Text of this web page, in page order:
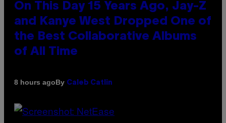
On This Day 15 Years Ago, Jay-Z
and Kanye West Dropped One of
the Best Collaborative Albums
of All Time
8 hours agoBy Caleb Catlin